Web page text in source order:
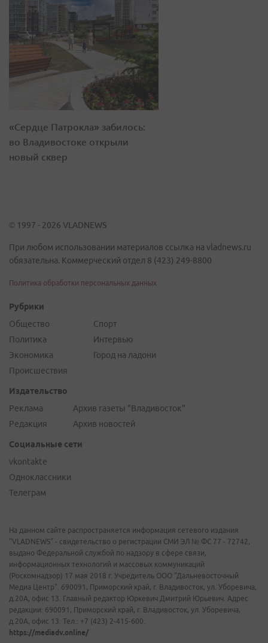
«Сердце Патрокла» забилось:
во Владивостоке открыли
новый сквер
© 1997 - 2026 VLADNEWS
При любом использовании материалов ссылка на vladnews.ru
обязательна. Коммерческий отдел 8 (423) 249-8800
Политика обработки персональных данных
Рубрики
Общество
Политика
Экономика
Происшествия
Спорт
Интервью
Город на ладони
Издательство
Реклама
Редакция
Архив газеты "Владивосток"
Архив новостей
Социальные сети
vkontakte
Одноклассники
Телеграм
На данном сайте распространяется информация сетевого издания
"VLADNEWS" - свидетельство о регистрации СМИ ЭЛ № ФС 77 - 72742,
выдано Федеральной службой по надзору в сфере связи,
информационных технологий и массовых коммуникаций
(Роскомнадзор) 17 мая 2018 г. Учредитель ООО "Дальневосточный
Медиа Центр". 690091, Приморский край, г. Владивосток, ул. Уборевича,
д.20А, офис 13. Главный редактор Юркевич Дмитрий Юрьевич. Адрес
редакции: 690091, Приморский край, г. Владивосток, ул. Уборевича,
д.20А, офис 13. Тел.: +7 (423) 2-415-600.
https://mediadv.online/